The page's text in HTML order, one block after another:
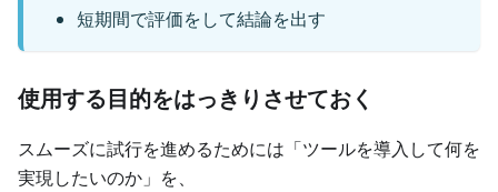
短期間で評価をして結論を出す
使用する目的をはっきりさせておく
スムーズに試行を進めるためには「ツールを導入して何を
実現したいのか」を、